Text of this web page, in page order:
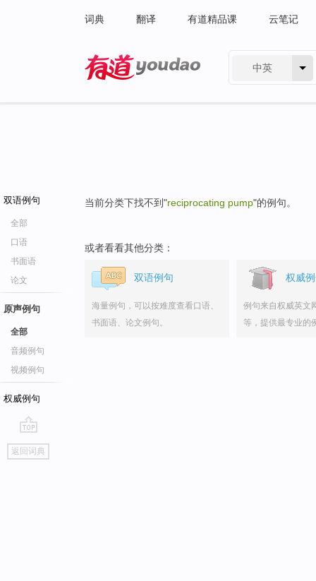
词典 翻译 有道精品课 云笔记
中英
双语例句
全部
口语
书面语
论文
原声例句
全部
音频例句
视频例句
权威例句
go
top
返回词典
当前分类下找不到"reciprocating pump"的例句。
或者看看其他分类：
双语例句
海量例句，可以按难度查看口语、
书面语、论文例句。
权威
例句来自权威英文
等，提供最专业的